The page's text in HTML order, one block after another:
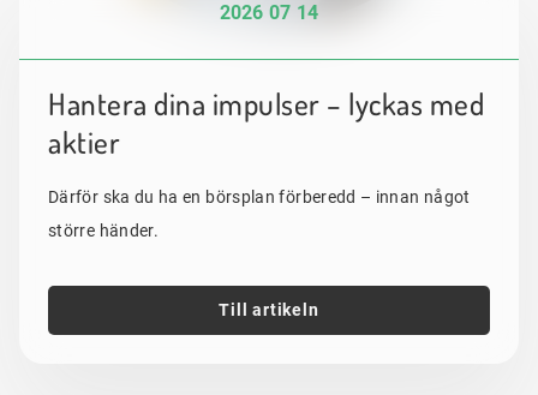
2026 07 14
Hantera dina impulser – lyckas med
aktier
Därför ska du ha en börsplan förberedd – innan något
större händer.
Till artikeln